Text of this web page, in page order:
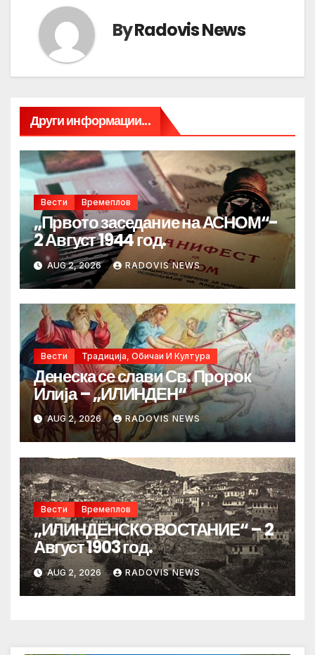
ByRadovis News
Други информации...
Вести Времеплов
„Првото заседание на АСНОМ“-
2 Август 1944 год.
AUG 2, 2026 RADOVIS NEWS
Вести Традиција, Обичаи И Култура
Денеска се слави Св. Пророк
Илија – „ИЛИНДЕН“
AUG 2, 2026 RADOVIS NEWS
Вести Времеплов
„ИЛИНДЕНСКО ВОСТАНИЕ“ – 2
Август 1903 год.
AUG 2, 2026 RADOVIS NEWS